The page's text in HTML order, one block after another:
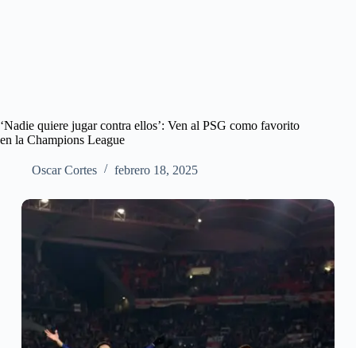
‘Nadie quiere jugar contra ellos’: Ven al PSG como favorito
en la Champions League
Oscar Cortes febrero 18, 2025